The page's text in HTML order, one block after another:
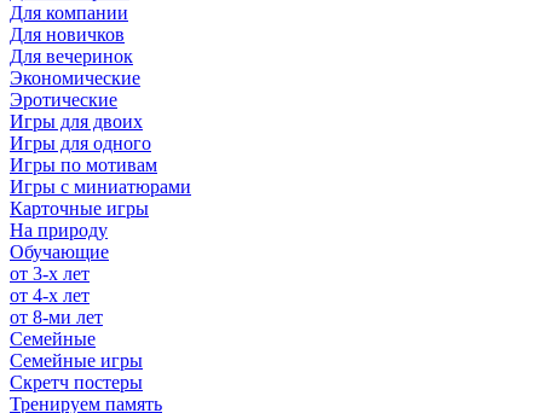
Для компании
Для новичков
Для вечеринок
Экономические
Эротические
Игры для двоих
Игры для одного
Игры по мотивам
Игры с миниатюрами
Карточные игры
На природу
Обучающие
от 3-х лет
от 4-х лет
от 8-ми лет
Семейные
Семейные игры
Скретч постеры
Тренируем память